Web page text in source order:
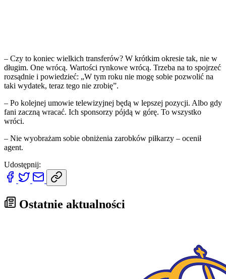
– Czy to koniec wielkich transferów? W krótkim okresie tak, nie w
długim. One wrócą. Wartości rynkowe wrócą. Trzeba na to spojrzeć
rozsądnie i powiedzieć: „W tym roku nie mogę sobie pozwolić na
taki wydatek, teraz tego nie zrobię”.
– Po kolejnej umowie telewizyjnej będą w lepszej pozycji. Albo gdy
fani zaczną wracać. Ich sponsorzy pójdą w górę. To wszystko
wróci.
– Nie wyobrażam sobie obniżenia zarobków piłkarzy – ocenił
agent.
Udostępnij:
Ostatnie aktualności